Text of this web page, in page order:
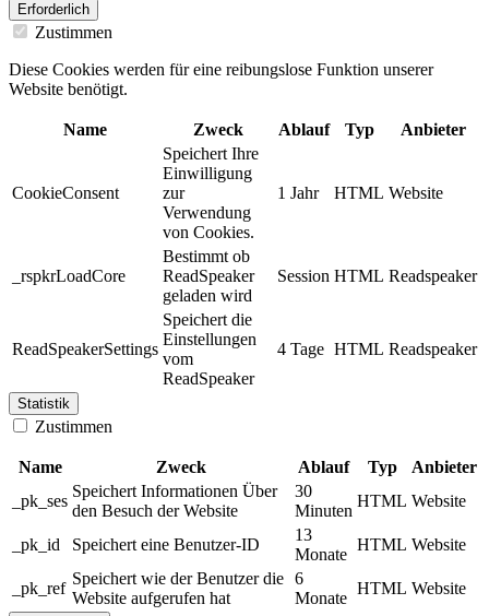
Erforderlich
Zustimmen
Diese Cookies werden für eine reibungslose Funktion unserer
Website benötigt.
Name Zweck Ablauf Typ Anbieter
CookieConsent
Speichert Ihre
Einwilligung
zur
Verwendung
von Cookies.
1 Jahr HTML Website
_rspkrLoadCore
Bestimmt ob
ReadSpeaker
geladen wird
Session HTML Readspeaker
ReadSpeakerSettings
Speichert die
Einstellungen
vom
ReadSpeaker
4 Tage HTML Readspeaker
Statistik
Zustimmen
Name Zweck Ablauf Typ
Anbieter
_pk_ses
Speichert Informationen Über
den Besuch der Website
30
Minuten
HTML Website
_pk_id Speichert eine Benutzer-ID
13
Monate
HTML Website
_pk_ref
Speichert wie der Benutzer die
Website aufgerufen hat
6
Monate
HTML Website